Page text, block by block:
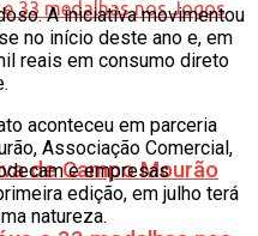
de Campo Mourão
A iniciativa movimentou
no início deste ano e, em
reais em consumo direto
aconteceu em parceria
Associação Comercial,
e empresas
edição, em julho terá
natureza.